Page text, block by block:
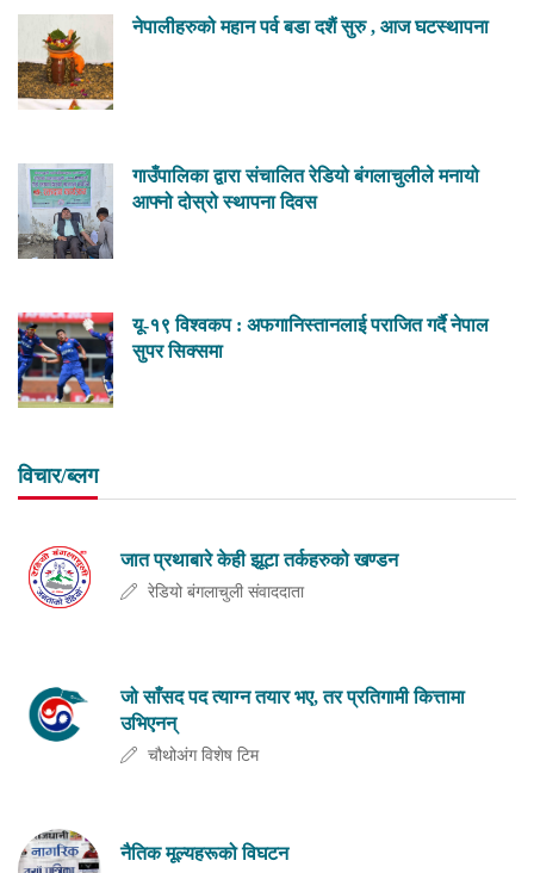
नेपालीहरुको महान पर्व बडा दशैं सुरु , आज घटस्थापना
गाउँपालिका द्वारा संचालित रेडियो बंगलाचुलीले मनायो
आफ्नो दोस्रो स्थापना दिवस
यू-१९ विश्वकप : अफगानिस्तानलाई पराजित गर्दै नेपाल
सुपर सिक्समा
विचार/ब्लग
जात प्रथाबारे केही झूटा तर्कहरुको खण्डन
रेडियो बंगलाचुली संवाददाता
जो साँसद पद त्याग्न तयार भए, तर प्रतिगामी कित्तामा
उभिएनन्
चौथोअंग विशेष टिम
नैतिक मूल्यहरूको विघटन